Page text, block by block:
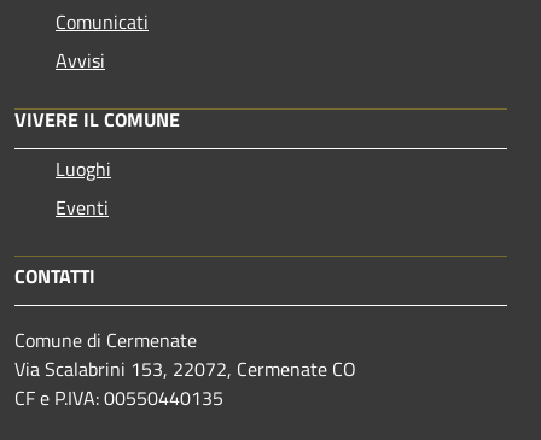
Comunicati
Avvisi
VIVERE IL COMUNE
Luoghi
Eventi
CONTATTI
Comune di Cermenate
Via Scalabrini 153, 22072, Cermenate CO
CF e P.IVA: 00550440135